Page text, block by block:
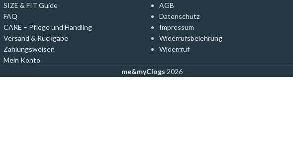
SIZE & FIT Guide
FAQ
CARE – Pflege und Handling
Versand & Rückgabe
Zahlungsweisen
Mein Konto
AGB
Datenschutz
Impressum
Widerrufsbelehrung
Widerrruf
me&myClogs 2026